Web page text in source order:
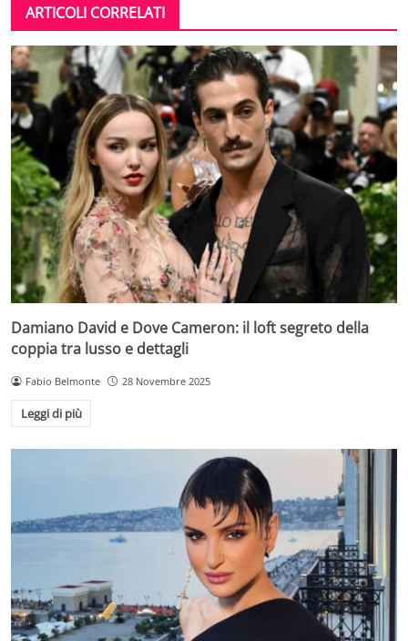
ARTICOLI CORRELATI
Damiano David e Dove Cameron: il loft segreto della
coppia tra lusso e dettagli
Fabio Belmonte 28 Novembre 2025
Leggi di più